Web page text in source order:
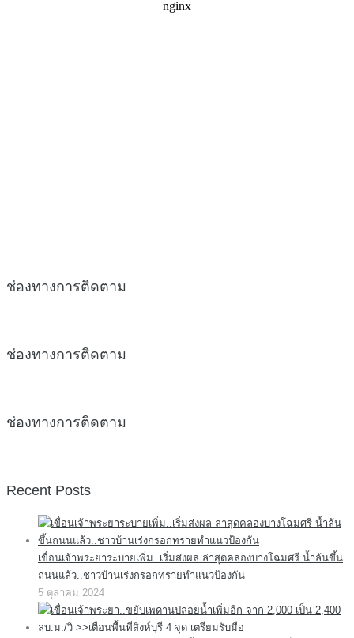
ช่องทางการติดตาม
ช่องทางการติดตาม
ช่องทางการติดตาม
Recent Posts
เขื่อนเจ้าพระยาระบายเพิ่ม..เริ่มส่งผล ล่าสุดคลองบางโฉมศรี น้ำล้นขึ้น
ถนนแล้ว..ชาวบ้านเร่งกรอกทรายทำแนวป้องกัน
5 ตุลาคม 2024